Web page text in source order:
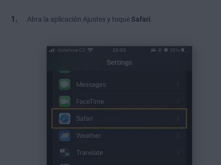
Abra la aplicación Ajustes y toque Safari.